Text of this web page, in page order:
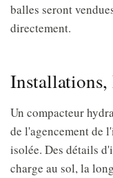
balles seront
directement.
Installations,
Un compacteur
de l'agencement de
isolée. Des détails
charge au sol, la